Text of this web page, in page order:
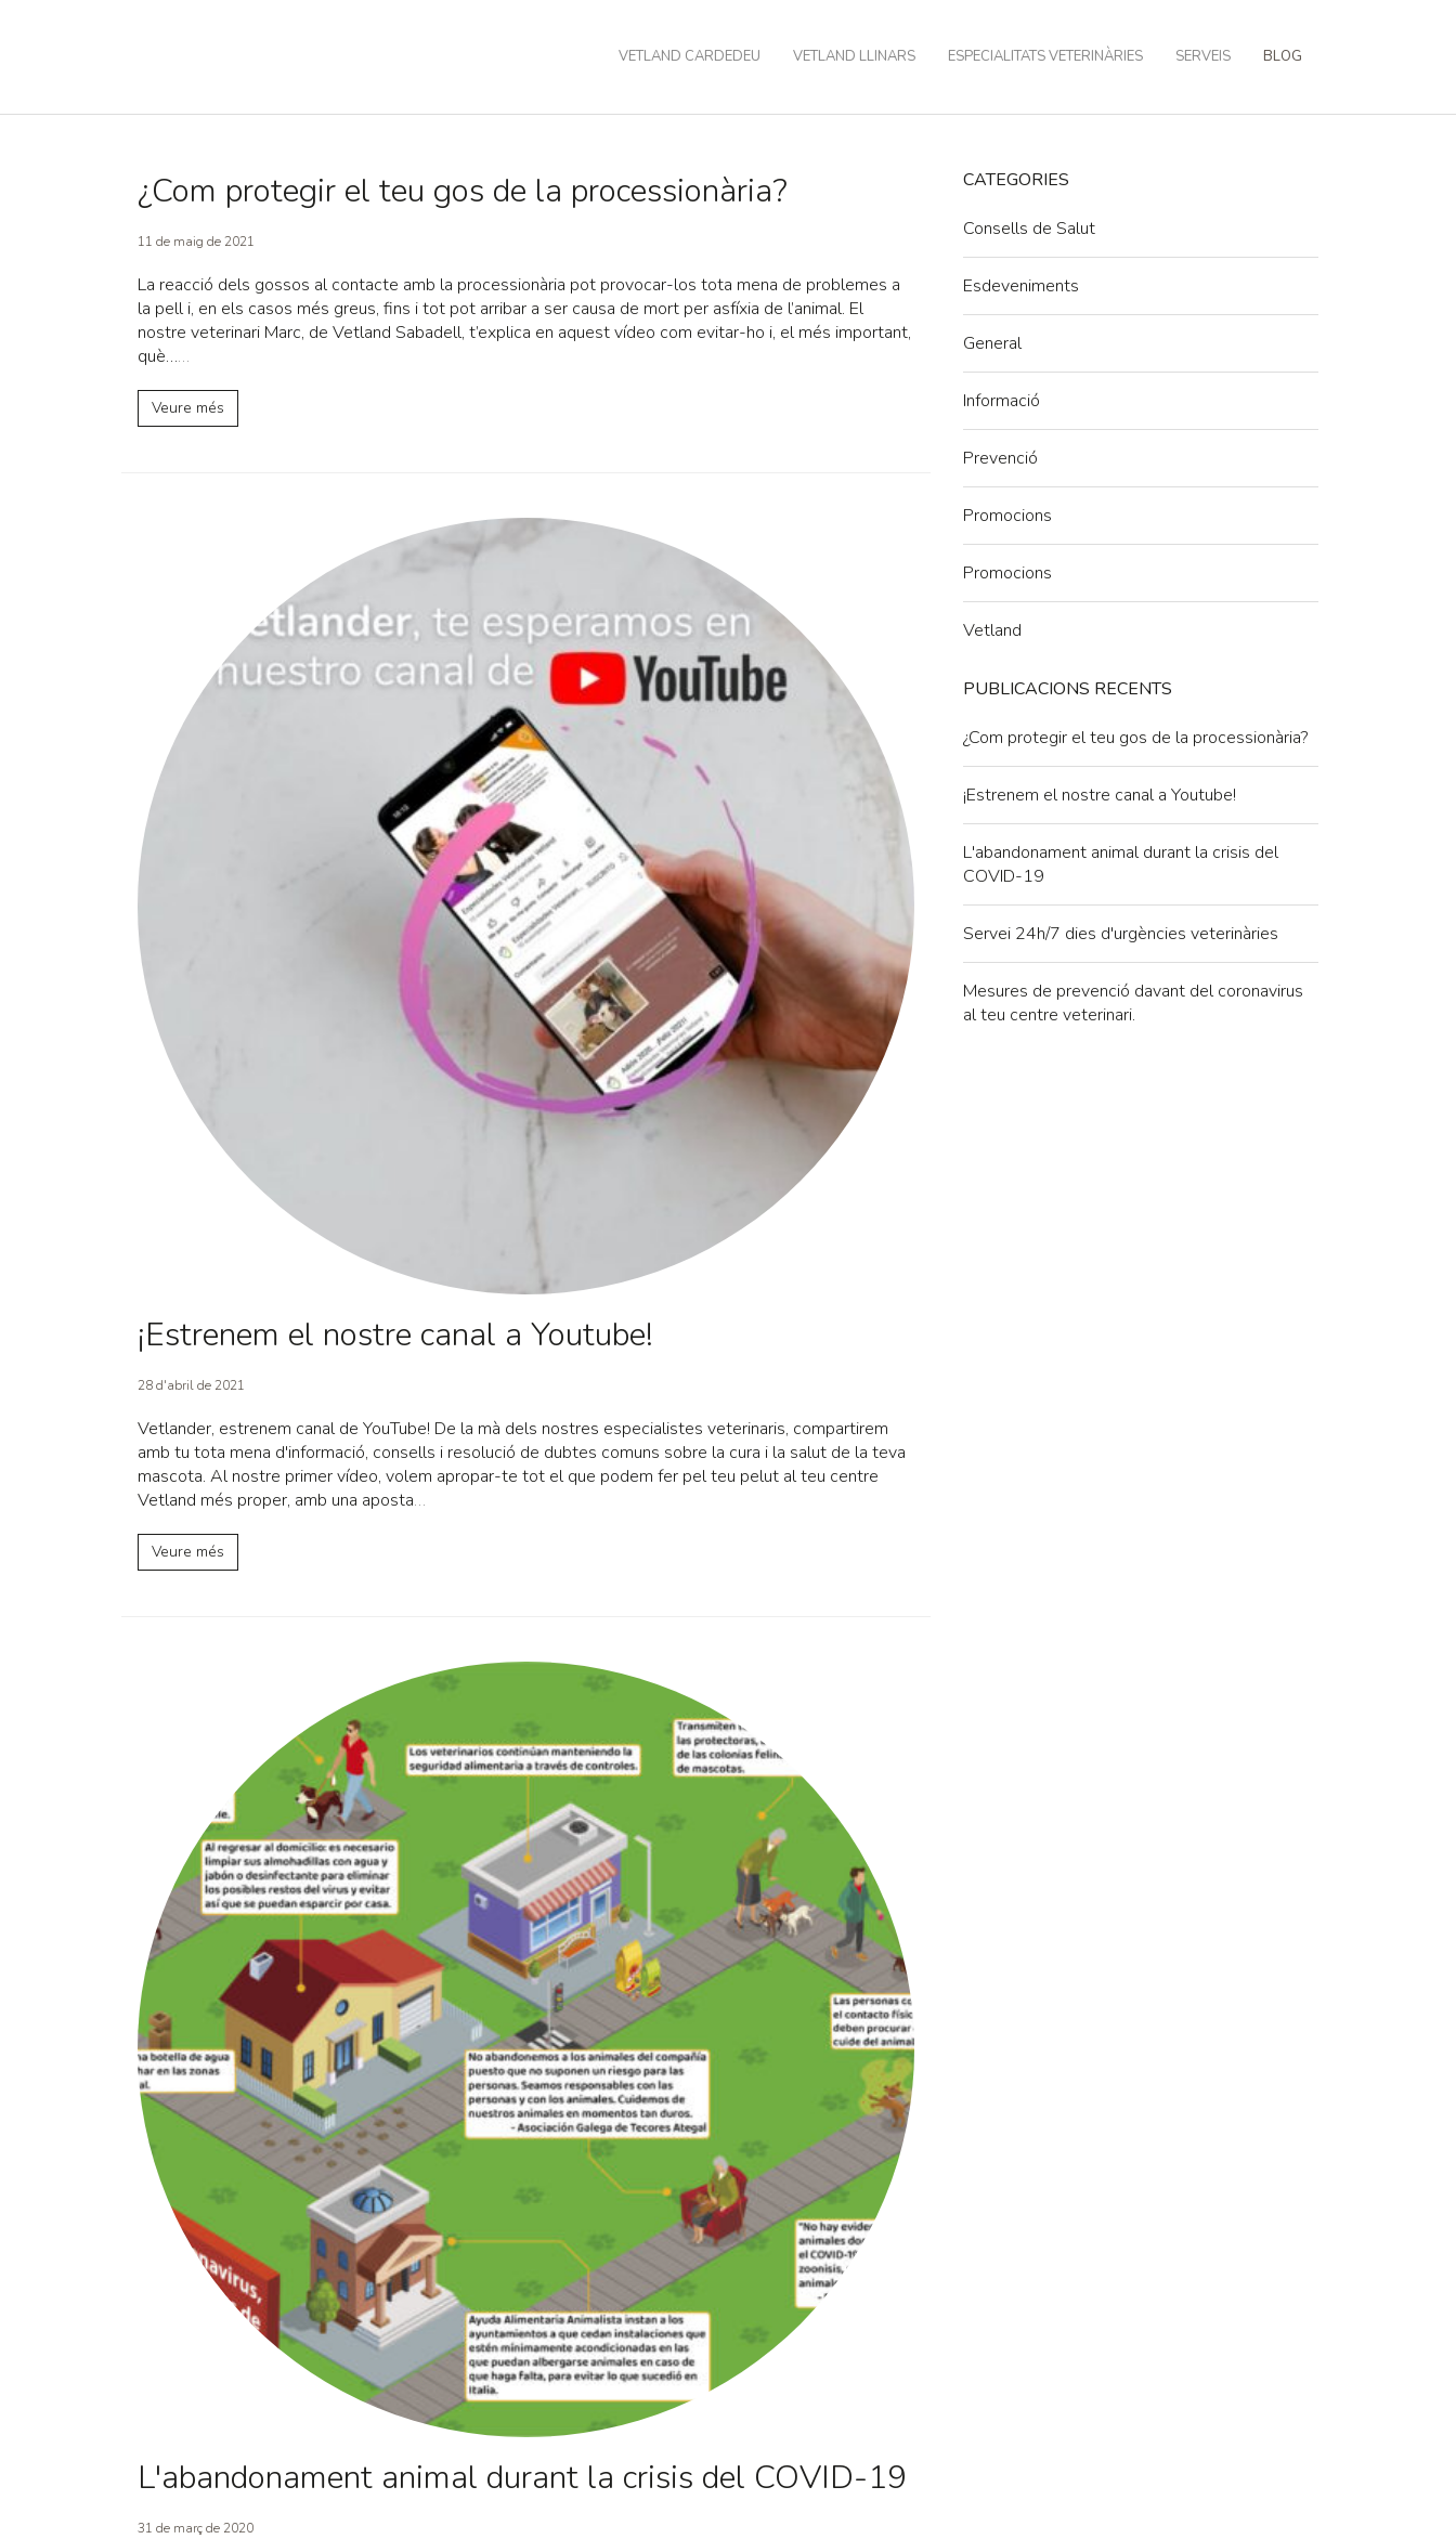
VETLAND CARDEDEU VETLAND LLINARS ESPECIALITATS VETERINÀRIES SERVEIS BLOG
¿Com protegir el teu gos de la processionària?
11 de maig de 2021
La reacció dels gossos al contacte amb la processionària pot provocar-los tota mena de problemes a
la pell i, en els casos més greus, fins i tot pot arribar a ser causa de mort per asfíxia de l’animal. El
nostre veterinari Marc, de Vetland Sabadell, t’explica en aquest vídeo com evitar-ho i, el més important,
què……
Veure més
¡Estrenem el nostre canal a Youtube!
28 d'abril de 2021
Vetlander, estrenem canal de YouTube! De la mà dels nostres especialistes veterinaris, compartirem
amb tu tota mena d'informació, consells i resolució de dubtes comuns sobre la cura i la salut de la teva
mascota. Al nostre primer vídeo, volem apropar-te tot el que podem fer pel teu pelut al teu centre
Vetland més proper, amb una aposta…
Veure més
L'abandonament animal durant la crisis del COVID-19
31 de març de 2020
CATEGORIES
Consells de Salut
Esdeveniments
General
Informació
Prevenció
Promocions
Promocions
Vetland
PUBLICACIONS RECENTS
¿Com protegir el teu gos de la processionària?
¡Estrenem el nostre canal a Youtube!
L'abandonament animal durant la crisis del
COVID-19
Servei 24h/7 dies d'urgències veterinàries
Mesures de prevenció davant del coronavirus
al teu centre veterinari.